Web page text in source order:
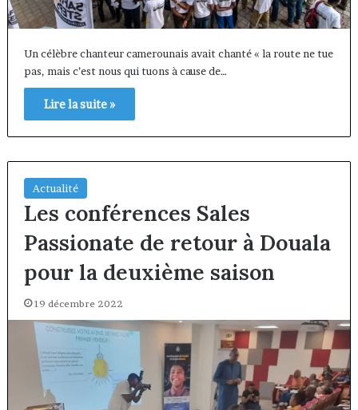
Un célèbre chanteur camerounais avait chanté « la route ne tue
pas, mais c’est nous qui tuons à cause de…
Lire la suite »
Actualité
Les conférences Sales
Passionate de retour à Douala
pour la deuxième saison
19 décembre 2022